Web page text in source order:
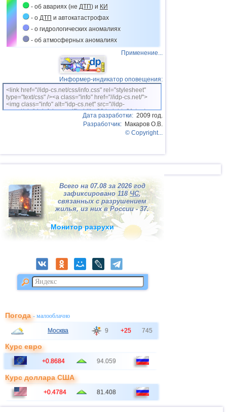
- об авариях (не ДТП) и КИ
- о ДТП и автокатастрофах
- о гидрологических аномалиях
- об атмосферных аномалиях
Применение...
Информер-индикатор оповещения:
<link href="//idp-cs.net/css/info.css" rel="stylesheet"
type="text/css" /><a class="info" href="//idp-cs.net/">
<img class="info" alt="idp-cs.net" src="//idp-
cs.net/pix/idpinfok_sm.gif" width=88 height=31 /></a>
Дата разработки: 2009 год.
Разработчик: Макаров О.В.
© Copyright...
Всего на 07.08 за 2026 год
зафиксировано 118ЧС,
связанных с разрушением
жилья, из них в России - 37.
Монитор разрухи
Погода- малооблачно
Москва 9 +25 745
Курс евро
+0.8684 94.059
Курс доллара США
+0.4784 81.408